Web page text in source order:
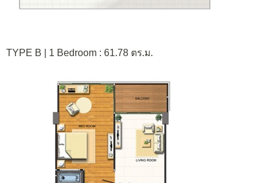
TYPE B | 1 Bedroom : 61.78 ตร.ม.